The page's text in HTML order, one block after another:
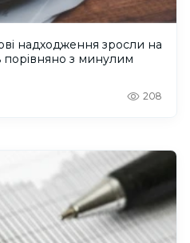
надходження зросли на
порівняно з минулим
208